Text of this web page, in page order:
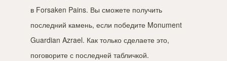
в Forsaken Pains. Вы сможете получить
последний камень, если победите Monument
Guardian Azrael. Как только сделаете это,
поговорите с последней табличкой.